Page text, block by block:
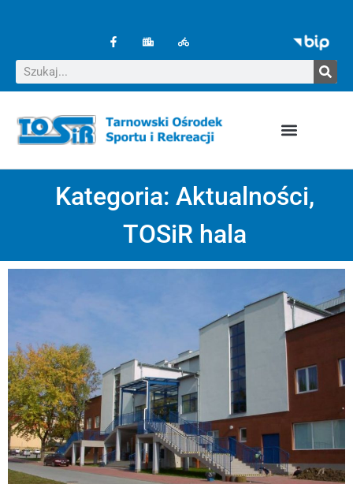
Kategoria: Aktualności,
TOSiR hala